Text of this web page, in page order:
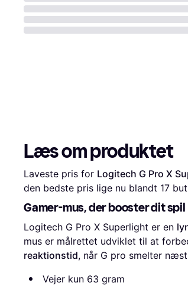
Læs om produktet
Laveste pris for Logitech G Pro X
den bedste pris lige nu blandt 17
Gamer-mus, der booster dit spil
Logitech G Pro X Superlight er en
mus er målrettet udviklet til at
reaktionstid, når G pro smelter
Vejer kun 63 gram